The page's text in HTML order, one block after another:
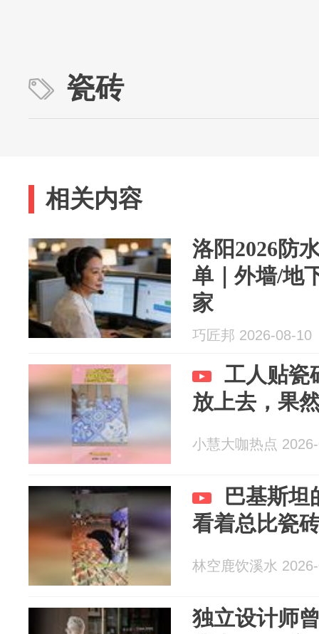
瓷砖
相关内容
洛阳2026防
单｜外墙/地
家
巧匠邦 2026-08-10
工人贴瓷
放上去，果
小慧大咖热点
巴基斯坦
看着总比瓷
林空鹿饮溪水
独立设计师